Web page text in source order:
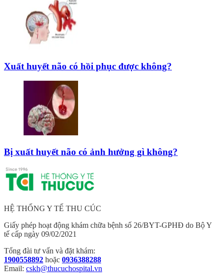
Xuất huyết não có hồi phục được không?
Bị xuất huyết não có ảnh hưởng gì không?
HỆ THỐNG Y TẾ THU CÚC
Giấy phép hoạt động khám chữa bệnh số 26/BYT-GPHĐ do Bộ Y
tế cấp ngày 09/02/2021
Tổng đài tư vấn và đặt khám:
1900558892 hoặc 0936388288
Email: cskh@thucuchospital.vn